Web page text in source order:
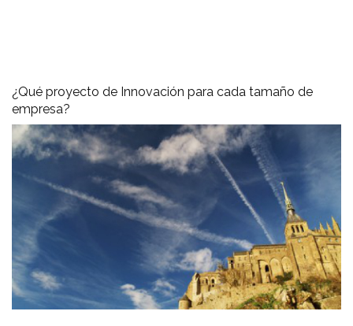
¿Qué proyecto de Innovación para cada tamaño de
empresa?